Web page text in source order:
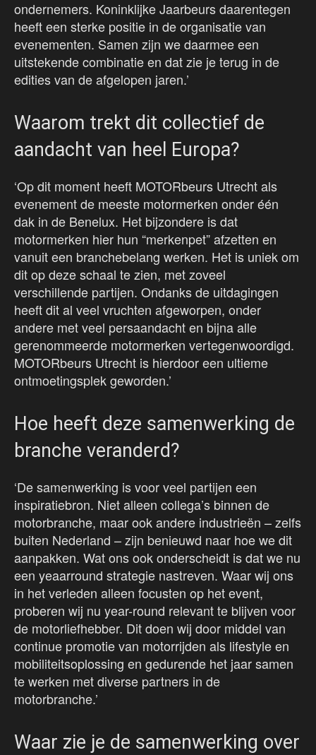
ondernemers. Koninklijke Jaarbeurs daarentegen
heeft een sterke positie in de organisatie van
evenementen. Samen zijn we daarmee een
uitstekende combinatie en dat zie je terug in de
edities van de afgelopen jaren.’
Waarom trekt dit collectief de
aandacht van heel Europa?
‘Op dit moment heeft MOTORbeurs Utrecht als
evenement de meeste motormerken onder één
dak in de Benelux. Het bijzondere is dat
motormerken hier hun “merkenpet” afzetten en
vanuit een branchebelang werken. Het is uniek om
dit op deze schaal te zien, met zoveel
verschillende partijen. Ondanks de uitdagingen
heeft dit al veel vruchten afgeworpen, onder
andere met veel persaandacht en bijna alle
gerenommeerde motormerken vertegenwoordigd.
MOTORbeurs Utrecht is hierdoor een ultieme
ontmoetingsplek geworden.’
Hoe heeft deze samenwerking de
branche veranderd?
‘De samenwerking is voor veel partijen een
inspiratiebron. Niet alleen collega’s binnen de
motorbranche, maar ook andere industrieën – zelfs
buiten Nederland – zijn benieuwd naar hoe we dit
aanpakken. Wat ons ook onderscheidt is dat we nu
een yeaarround strategie nastreven. Waar wij ons
in het verleden alleen focusten op het event,
proberen wij nu year-round relevant te blijven voor
de motorliefhebber. Dit doen wij door middel van
continue promotie van motorrijden als lifestyle en
mobiliteitsoplossing en gedurende het jaar samen
te werken met diverse partners in de
motorbranche.’
Waar zie je de samenwerking over